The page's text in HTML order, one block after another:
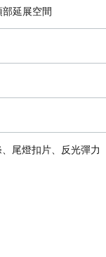
延展空間
尾燈扣片、反光彈力